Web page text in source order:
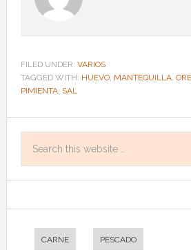
FILED UNDER: VARIOS
TAGGED WITH: HUEVO, MANTEQUILLA,
PIMIENTA, SAL
CARNE PESCADO